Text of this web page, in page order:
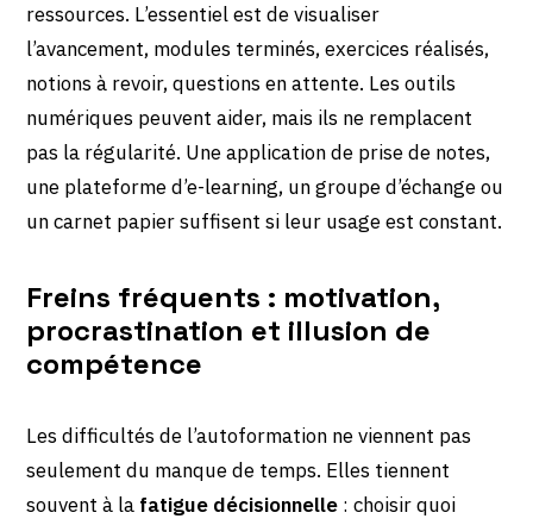
ressources. L’essentiel est de visualiser
l’avancement, modules terminés, exercices réalisés,
notions à revoir, questions en attente. Les outils
numériques peuvent aider, mais ils ne remplacent
pas la régularité. Une application de prise de notes,
une plateforme d’e-learning, un groupe d’échange ou
un carnet papier suffisent si leur usage est constant.
Freins fréquents : motivation,
procrastination et illusion de
compétence
Les difficultés de l’autoformation ne viennent pas
seulement du manque de temps. Elles tiennent
souvent à la fatigue décisionnelle : choisir quoi